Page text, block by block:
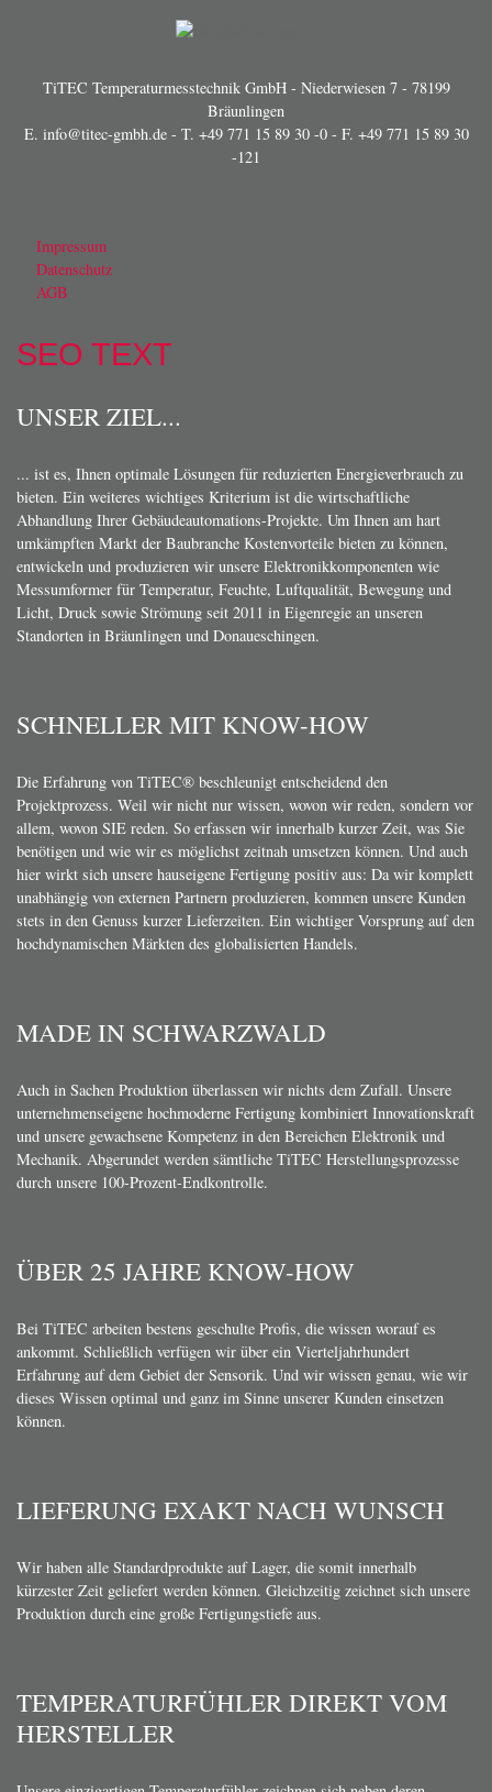
TiTEC Temperaturmesstechnik GmbH - Niederwiesen 7 - 78199
Bräunlingen
E. info@titec-gmbh.de- T. +49 771 15 89 30 -0- F. +49 771 15 89 30
-121
Impressum
Datenschutz
AGB
SEO TEXT
UNSER ZIEL...
... ist es, Ihnen optimale Lösungen für reduzierten Energieverbrauch zu
bieten. Ein weiteres wichtiges Kriterium ist die wirtschaftliche
Abhandlung Ihrer Gebäudeautomations-Projekte. Um Ihnen am hart
umkämpften Markt der Baubranche Kostenvorteile bieten zu können,
entwickeln und produzieren wir unsere Elektronikkomponenten wie
Messumformer für Temperatur, Feuchte, Luftqualität, Bewegung und
Licht, Druck sowie Strömung seit 2011 in Eigenregie an unseren
Standorten in Bräunlingen und Donaueschingen.
SCHNELLER MIT KNOW-HOW
Die Erfahrung von TiTEC® beschleunigt entscheidend den
Projektprozess. Weil wir nicht nur wissen, wovon wir reden, sondern vor
allem, wovon SIE reden. So erfassen wir innerhalb kurzer Zeit, was Sie
benötigen und wie wir es möglichst zeitnah umsetzen können. Und auch
hier wirkt sich unsere hauseigene Fertigung positiv aus: Da wir komplett
unabhängig von externen Partnern produzieren, kommen unsere Kunden
stets in den Genuss kurzer Lieferzeiten. Ein wichtiger Vorsprung auf den
hochdynamischen Märkten des globalisierten Handels.
MADE IN SCHWARZWALD
Auch in Sachen Produktion überlassen wir nichts dem Zufall. Unsere
unternehmenseigene hochmoderne Fertigung kombiniert Innovationskraft
und unsere gewachsene Kompetenz in den Bereichen Elektronik und
Mechanik. Abgerundet werden sämtliche TiTEC Herstellungsprozesse
durch unsere 100-Prozent-Endkontrolle.
ÜBER 25 JAHRE KNOW-HOW
Bei TiTEC arbeiten bestens geschulte Profis, die wissen worauf es
ankommt. Schließlich verfügen wir über ein Vierteljahrhundert
Erfahrung auf dem Gebiet der Sensorik. Und wir wissen genau, wie wir
dieses Wissen optimal und ganz im Sinne unserer Kunden einsetzen
können.
LIEFERUNG EXAKT NACH WUNSCH
Wir haben alle Standardprodukte auf Lager, die somit innerhalb
kürzester Zeit geliefert werden können. Gleichzeitig zeichnet sich unsere
Produktion durch eine große Fertigungstiefe aus.
TEMPERATURFÜHLER DIREKT VOM
HERSTELLER